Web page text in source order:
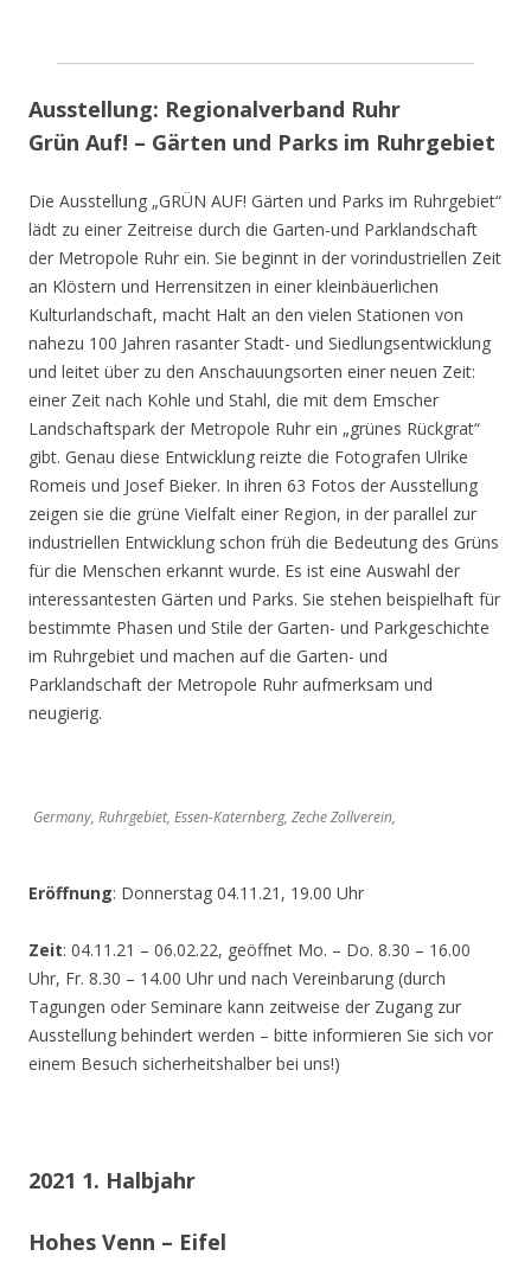
Ausstellung: Regionalverband Ruhr
Grün Auf! – Gärten und Parks im Ruhrgebiet
Die Ausstellung „GRÜN AUF! Gärten und Parks im Ruhrgebiet“
lädt zu einer Zeitreise durch die Garten-und Parklandschaft
der Metropole Ruhr ein. Sie beginnt in der vorindustriellen Zeit
an Klöstern und Herrensitzen in einer kleinbäuerlichen
Kulturlandschaft, macht Halt an den vielen Stationen von
nahezu 100 Jahren rasanter Stadt- und Siedlungsentwicklung
und leitet über zu den Anschauungsorten einer neuen Zeit:
einer Zeit nach Kohle und Stahl, die mit dem Emscher
Landschaftspark der Metropole Ruhr ein „grünes Rückgrat“
gibt. Genau diese Entwicklung reizte die Fotografen Ulrike
Romeis und Josef Bieker. In ihren 63 Fotos der Ausstellung
zeigen sie die grüne Vielfalt einer Region, in der parallel zur
industriellen Entwicklung schon früh die Bedeutung des Grüns
für die Menschen erkannt wurde. Es ist eine Auswahl der
interessantesten Gärten und Parks. Sie stehen beispielhaft für
bestimmte Phasen und Stile der Garten- und Parkgeschichte
im Ruhrgebiet und machen auf die Garten- und
Parklandschaft der Metropole Ruhr aufmerksam und
neugierig.
Germany, Ruhrgebiet, Essen-Katernberg, Zeche Zollverein,
Eröffnung: Donnerstag 04.11.21, 19.00 Uhr
Zeit: 04.11.21 – 06.02.22, geöffnet Mo. – Do. 8.30 – 16.00
Uhr, Fr. 8.30 – 14.00 Uhr und nach Vereinbarung (durch
Tagungen oder Seminare kann zeitweise der Zugang zur
Ausstellung behindert werden – bitte informieren Sie sich vor
einem Besuch sicherheitshalber bei uns!)
2021 1. Halbjahr
Hohes Venn – Eifel